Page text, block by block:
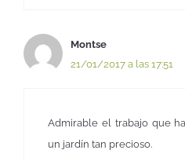
Montse
21/01/2017 a las 17:51
Admirable el trabajo que
un jardín tan precioso.